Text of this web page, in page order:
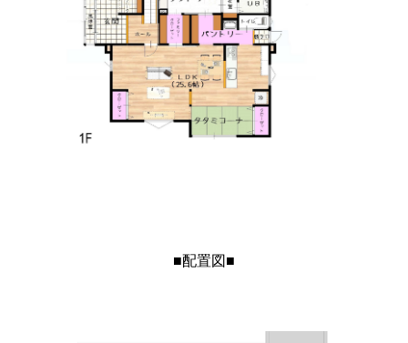
■配置図■